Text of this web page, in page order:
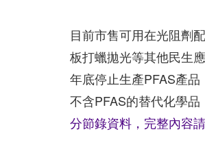
目前市售可用在光阻劑
板打蠟拋光等其他民生
年底停止生產PFAS產
不含PFAS的替代化學
分節錄資料，完整內容